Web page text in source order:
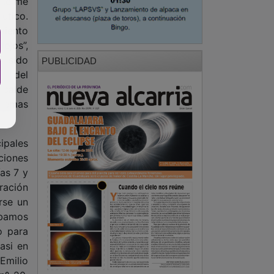
sido
del
7 y
un
para
en
PUBLICIDAD